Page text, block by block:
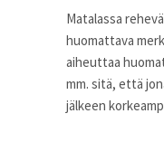
Matalassa
huomattava
aiheuttaa
mm. sitä, että
jälkeen